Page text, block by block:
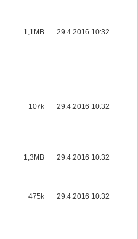
1,1MB 29.4.2016 10:32
107k 29.4.2016 10:32
1,3MB 29.4.2016 10:32
475k 29.4.2016 10:32